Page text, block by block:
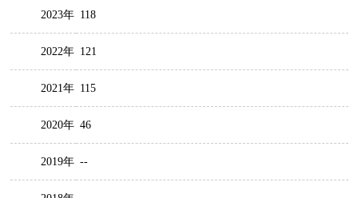
2023年 118
2022年 121
2021年 115
2020年 46
2019年 --